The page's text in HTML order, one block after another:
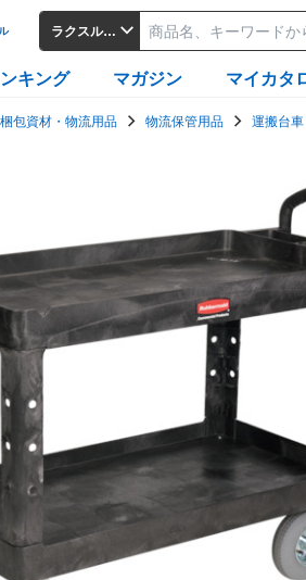
ラクスルビジネスモール
キング マガジン マイカタ
包資材・物流用品 物流保管用品 運搬台車